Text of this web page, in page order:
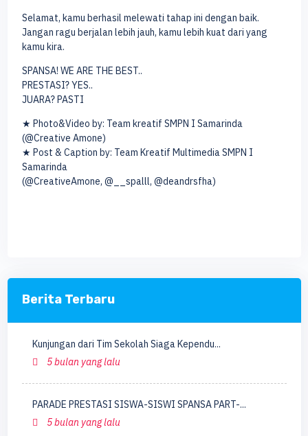
Selamat, kamu berhasil melewati tahap ini dengan baik.
Jangan ragu berjalan lebih jauh, kamu lebih kuat dari yang
kamu kira.
SPANSA! WE ARE THE BEST..
PRESTASI? YES..
JUARA? PASTI
★ Photo&Video by: Team kreatif SMPN I Samarinda
(@Creative Amone)
★ Post & Caption by: Team Kreatif Multimedia SMPN I
Samarinda
(@CreativeAmone, @__spalll, @deandrsfha)
Berita Terbaru
Kunjungan dari Tim Sekolah Siaga Kependu...
5 bulan yang lalu
PARADE PRESTASI SISWA-SISWI SPANSA PART-...
5 bulan yang lalu